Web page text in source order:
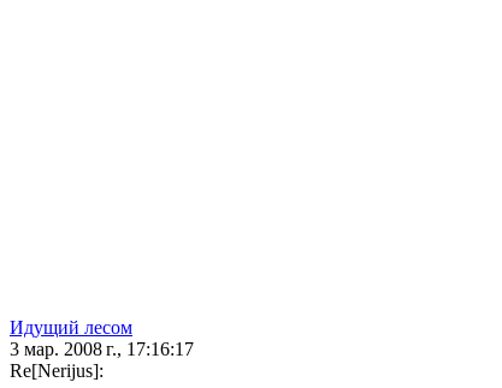
Идущий лесом
3 мар. 2008 г., 17:16:17
Re[Nerijus]: